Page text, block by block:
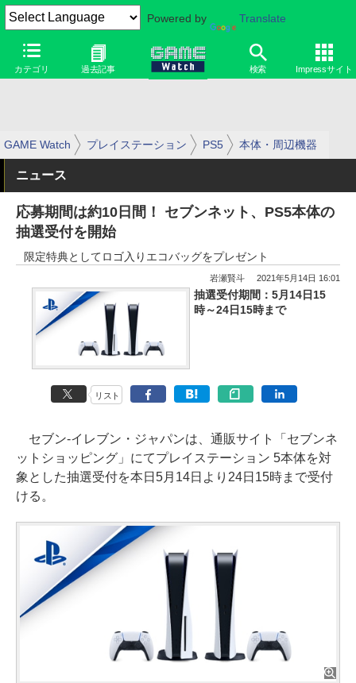
Powered by Translate
カテゴリ 過去記事 検索 Impressサイト
GAME Watch プレイステーション PS5 本体・周辺機器
ニュース
応募期間は約10日間！ セブンネット、PS5本体の
抽選受付を開始
限定特典としてロゴ入りエコバッグをプレゼント
岩瀬賢斗 2021年5月14日 16:01
抽選受付期間：5月14日15
時～24日15時まで
リスト
セブン‐イレブン・ジャパンは、通販サイト「セブンネ
ットショッピング」にてプレイステーション 5本体を対
象とした抽選受付を本日5月14日より24日15時まで受付
ける。